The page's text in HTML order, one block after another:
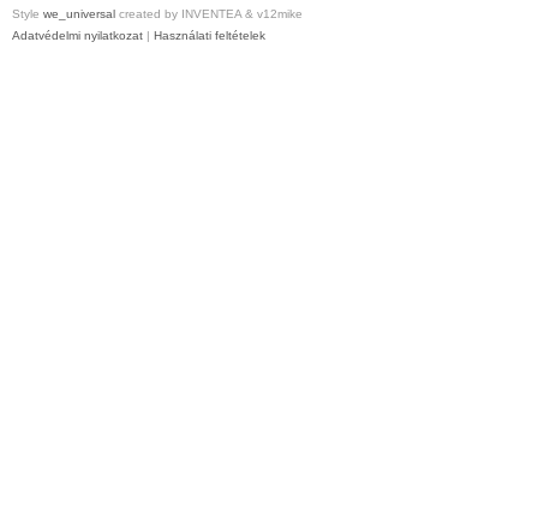
Style we_universal created by INVENTEA & v12mike
Adatvédelmi nyilatkozat | Használati feltételek